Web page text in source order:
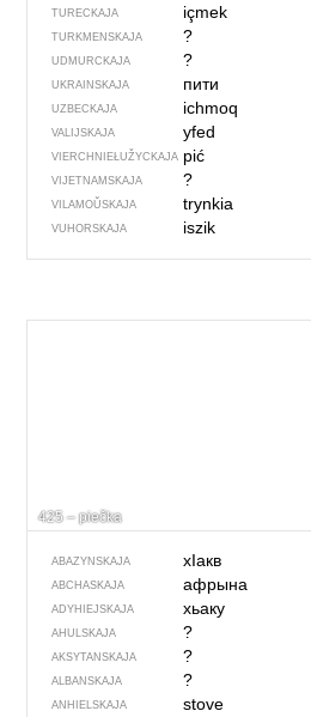
TURECKAJA içmek
TURKMENSKAJA ?
UDMURCKAJA ?
UKRAINSKAJA пити
UZBECKAJA ichmoq
VALIJSKAJA yfed
VIERCHNIE­ŁUŽYCKAJA pić
VIJETNAMSKAJA ?
VILAMOŬSKAJA trynkia
VUHORSKAJA iszik
425 – piečka
ABAZYNSKAJA хIакв
ABCHASKAJA афрына
ADYHIEJSKAJA хьаку
AHULSKAJA ?
AKSYTANSKAJA ?
ALBANSKAJA ?
ANHIELSKAJA stove